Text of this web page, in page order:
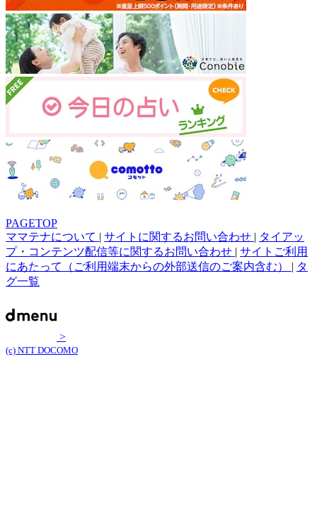
PAGETOP
ママテナについて | サイトに関するお問い合わせ | タイアッ
プ・コンテンツ配信等に関するお問い合わせ | サイトご利用
にあたって（ご利用端末からの外部送信のご案内含む） | タ
グ一覧
>
(c) NTT DOCOMO